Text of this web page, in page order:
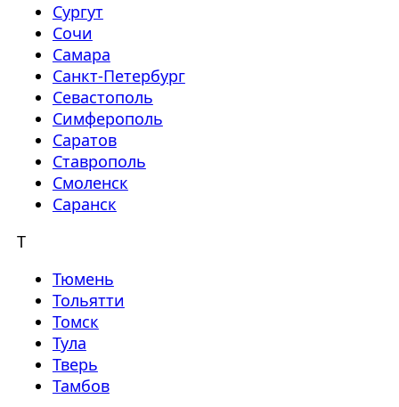
Сургут
Сочи
Самара
Санкт-Петербург
Севастополь
Симферополь
Саратов
Ставрополь
Смоленск
Саранск
Т
Тюмень
Тольятти
Томск
Тула
Тверь
Тамбов